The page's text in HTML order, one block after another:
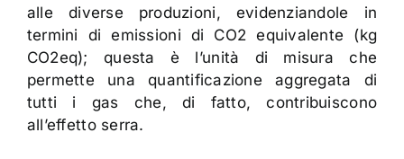
alle diverse produzioni, evidenziandole in
termini di emissioni di CO2 equivalente (kg
CO2eq); questa è l’unità di misura che
permette una quantificazione aggregata di
tutti i gas che, di fatto, contribuiscono
all’effetto serra.